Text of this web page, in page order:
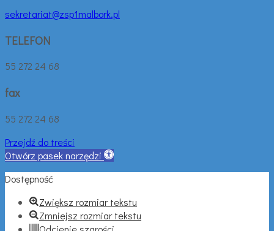
sekretariat@zsp1malbork.pl
TELEFON
55 272 24 68
fax
55 272 24 68
Przejdź do treści
Otwórz pasek narzędzi
Dostępność
Zwiększ rozmiar tekstu
Zmniejsz rozmiar tekstu